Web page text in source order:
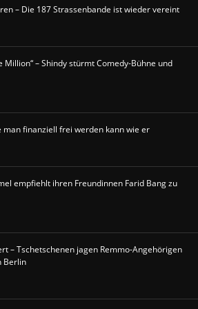
– Die 187 Strassenbande ist wieder vereint
Million“ – Shindy stürmt Comedy-Bühne und
man finanziell frei werden kann wie er
empfiehlt ihren Freundinnen Farid Bang zu
– Tschetschenen jagen Remmo-Angehörigen
Berlin